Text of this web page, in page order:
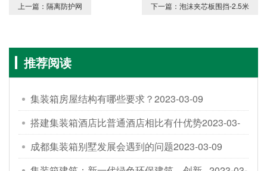
上一篇：隔离防护网 下一篇：泡沫夹芯板围挡-2.5米
推荐阅读
集装箱房屋结构有哪些要求？2023-03-09
搭建集装箱酒店比普通酒店相比有什优势2023-03-
09
成都集装箱别墅发展会遇到的问题2023-03-09